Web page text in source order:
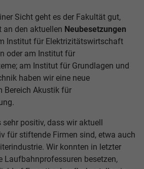
Sicht geht es der Fakultät gut,
den aktuellen Neubesetzungen
Institut für Elektrizitätswirtschaft
oder am Institut für
am Institut für Grundlagen und
haben wir eine neue
Bereich Akustik für
positiv, dass wir aktuell
für stiftende Firmen sind, etwa auch
Wir konnten in letzter
Laufbahnprofessuren besetzen,